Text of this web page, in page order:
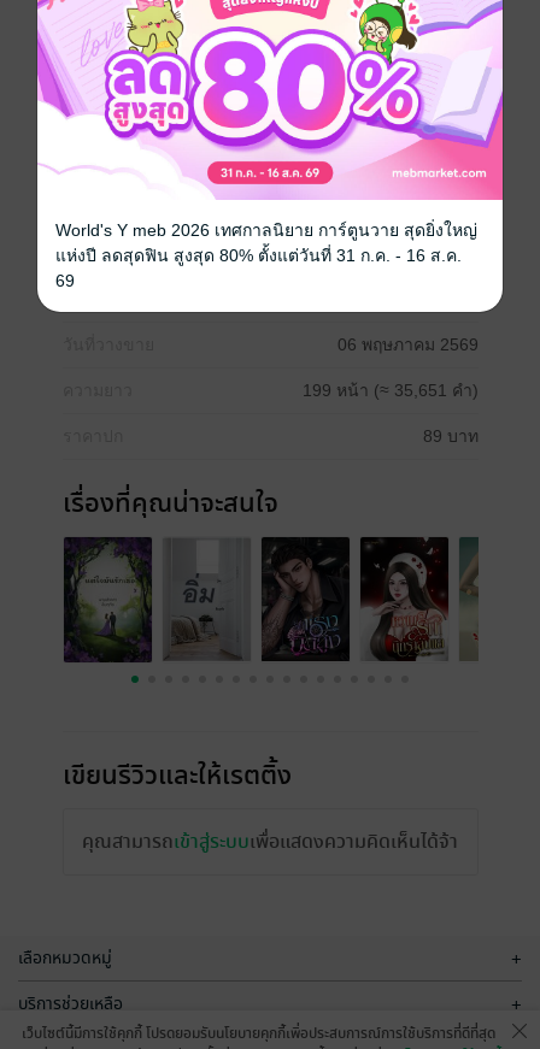
ชัดเจนขึ้น?
การเดินทางที่จุดเริ่มต้นคือความไม่เชื่อ แต่จุดจบกลับคือ
ความโหยหา... ในวันที่กาลเวลาจะพรากเขาจาก "แพร"
ไปตลอดกาล อาคมไหนเล่าจะช่วยให้เขาทั้งคู่ได้พบกันอีก
ครั้ง?
โรแมนติก สืบสวน / นักสืบ ย้อนยุค/พีเรียด
หักมุม หักเหลี่ยมเฉือนคม
06 พฤษภาคม 2569
199 หน้า (≈ 35,651 คำ)
89 บาท
เรื่องที่คุณน่าจะสนใจ
เขียนรีวิวและให้เรตติ้ง
คุณสามารถเข้าสู่ระบบเพื่อแสดงความคิดเห็นได้จ้า
เลือกหมวดหมู่ +
บริการช่วยเหลือ +
เว็บไซต์นี้มีการใช้คุกกี้ โปรดยอมรับนโยบายคุกกี้เพื่อประสบการณ์การใช้บริการที่ดีที่สุด
World's Y meb 2026 เทศกาลนิยาย การ์ตูนวาย สุดยิ่งใหญ่
แห่งปี ลดสุดฟิน สูงสุด 80% ตั้งแต่วันที่ 31 ก.ค. - 16 ส.ค.
69